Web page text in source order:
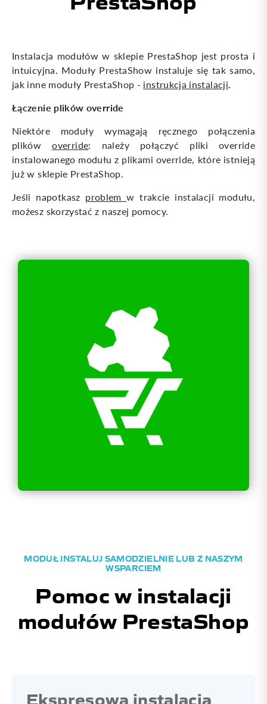
Instalacja modułów w sklepie PrestaShop jest prosta i
intuicyjna. Moduły PrestaShow instaluje się tak samo,
jak inne moduły PrestaShop - instrukcja instalacji.
Łączenie plików override
Niektóre moduły wymagają ręcznego połączenia
plikówoverride: należy połączyć pliki override
instalowanego modułu z plikami override, które istnieją
już w sklepie PrestaShop.
Jeśli napotkasz problemw trakcie instalacji modułu,
możesz skorzystać z naszej pomocy.
Pomoc w instalacji
modułów PrestaShop
MODUŁ INSTALUJ SAMODZIELNIE LUB Z NASZYM
WSPARCIEM
Ekspresowa instalacja